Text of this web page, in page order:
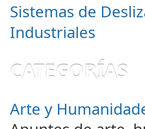
Sistemas de
Industriales
CATEGORÍAS
Arte y